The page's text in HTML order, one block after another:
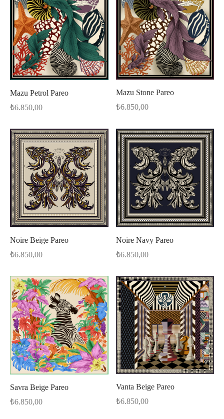
Mazu Petrol Pareo
₺6.850,00
Mazu Stone Pareo
₺6.850,00
Noire Beige Pareo
₺6.850,00
Noire Navy Pareo
₺6.850,00
Savra Beige Pareo
₺6.850,00
Vanta Beige Pareo
₺6.850,00